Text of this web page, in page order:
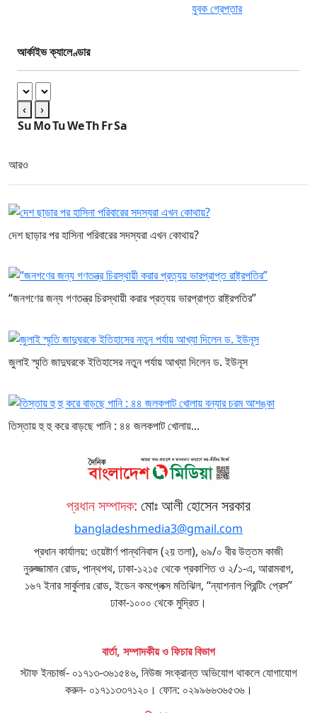
আর্কাইভ ক্যালেণ্ডার
‹
›
SuMoTuWeThFrSa
আরও
দেশ ছাড়ার পর হাসিনা পরিবারের সদস্যরা এখন কোথায়?
“জনগণের জন্য গণতন্ত্র চিরস্থায়ী করার প্রত্যয় ভারপ্রাপ্ত রাষ্ট্রপতির”
জুলাই স্মৃতি জাদুঘরকে ইতিহাসের নতুন পর্যায় আখ্যা দিলেন ড. ইউনূস
তিস্তায় হু হু করে বাড়ছে পানি : ৪৪ জলকপাট খোলায়...
প্রধান সম্পাদক: মোঃ আলী হোসেন সরকার
bangladeshmedia3@gmail.com
প্রধান কার্যালয়: ওয়েষ্টার্ণ পান্থনিবাস (২য় তলা), ৬৯/০ বীর উত্তম কাজী
নুরুজ্জামান রোড, পান্থপথ, ঢাকা-১২১৫ থেকে প্রকাশিত ও ২/১-এ, আরামবাগ,
১৬৭ ইনার সার্কুলার রোড, ইডেন কমপ্লেক্স মতিঝিল, “ন্যাশনাল প্রিন্টিং প্রেস”
ঢাকা-১০০০ থেকে মুদ্রিত।
বার্তা, সম্পাদকীয় ও ফিচার বিভাগ
স্টাফ ইনচার্জ- ০১৭১৩-৩৬১৫৪৬, নিউজ সংক্রান্ত অভিযোগ থাকলে যোগাযোগ
করুন- ০১৭১১৩৩৭১২০। ফোন: ০২৯৯৬৬৩৬৫৩৬।